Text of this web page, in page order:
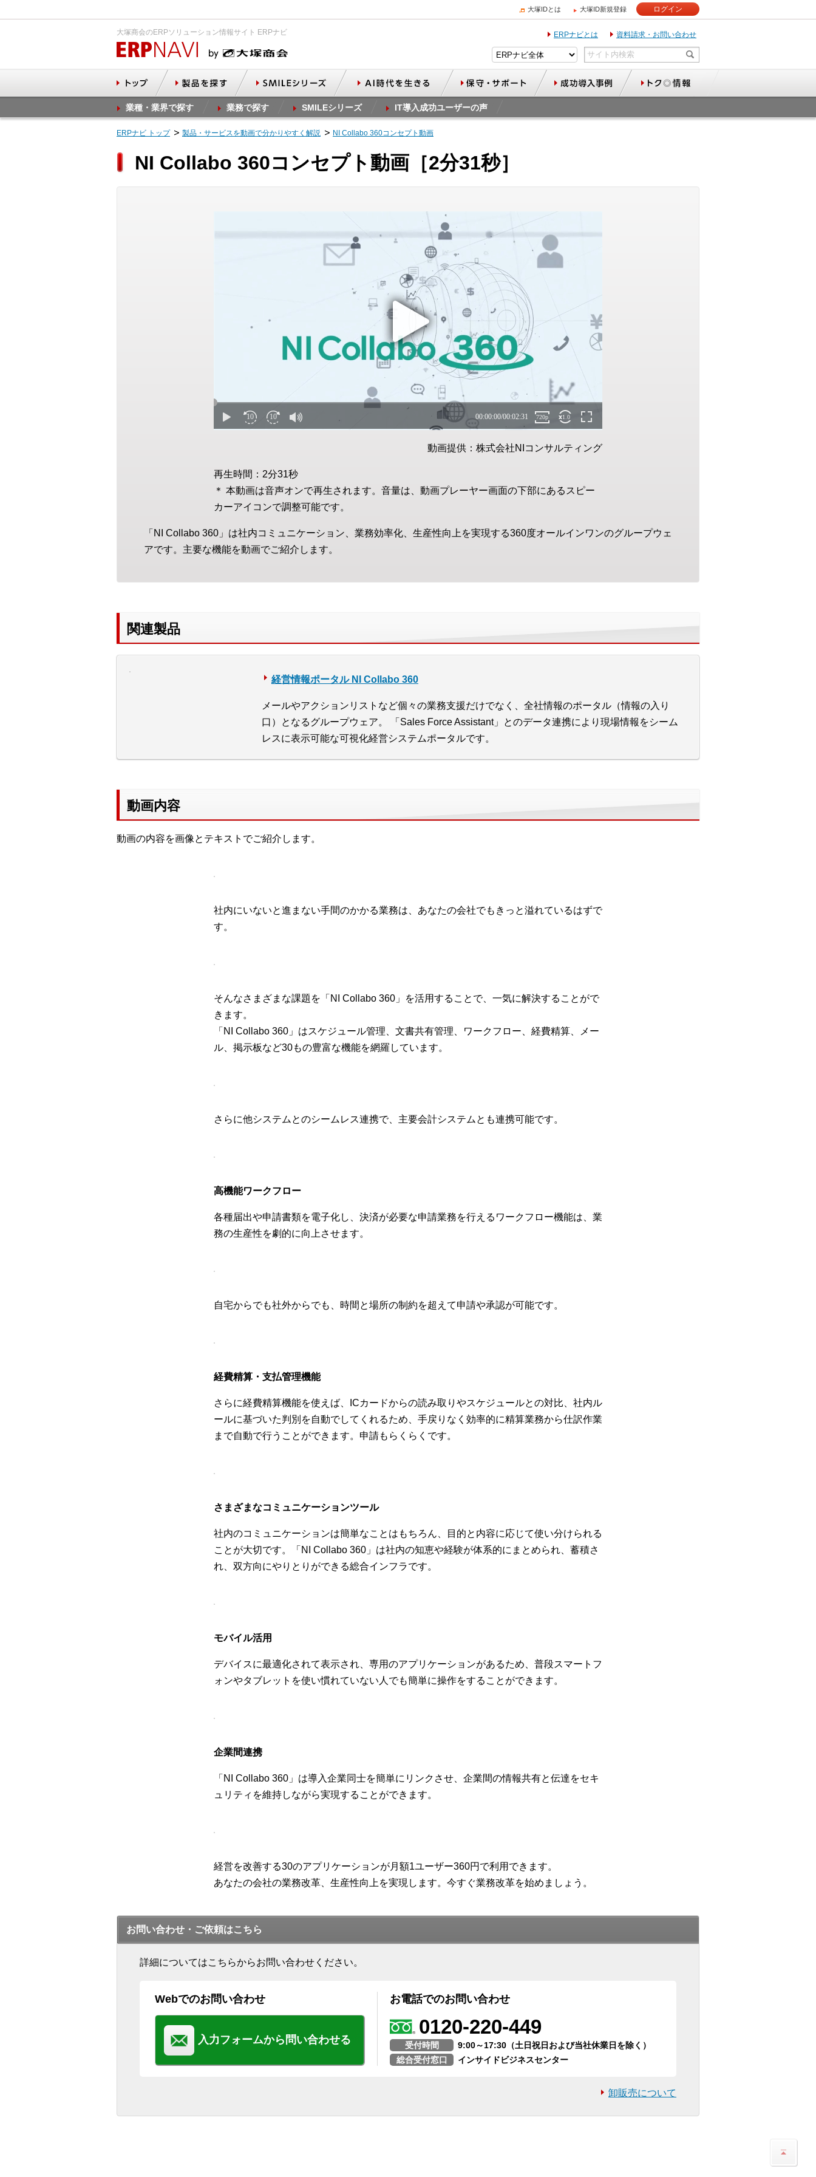
大塚IDとは 大塚ID新規登録 ログイン
大塚商会のERPソリューション情報サイト ERPナビ ERPナビとは 資料請求・お問い合わせ
業種・業界で探す 業務で探す SMILEシリーズ IT導入成功ユーザーの声
ERPナビ トップ 製品・サービスを動画で分かりやすく解説 NI Collabo 360コンセプト動画
NI Collabo 360コンセプト動画［2分31秒］
動画提供：株式会社NIコンサルティング
再生時間：2分31秒
＊ 本動画は音声オンで再生されます。音量は、動画プレーヤー画面の下部にあるスピー
カーアイコンで調整可能です。
「NI Collabo 360」は社内コミュニケーション、業務効率化、生産性向上を実現する360度オールインワンのグループウェ
アです。主要な機能を動画でご紹介します。
関連製品
経営情報ポータル NI Collabo 360
メールやアクションリストなど個々の業務支援だけでなく、全社情報のポータル（情報の入り
口）となるグループウェア。 「Sales Force Assistant」とのデータ連携により現場情報をシーム
レスに表示可能な可視化経営システムポータルです。
動画内容
動画の内容を画像とテキストでご紹介します。
社内にいないと進まない手間のかかる業務は、あなたの会社でもきっと溢れているはずで
す。
そんなさまざまな課題を「NI Collabo 360」を活用することで、一気に解決することがで
きます。
「NI Collabo 360」はスケジュール管理、文書共有管理、ワークフロー、経費精算、メー
ル、掲示板など30もの豊富な機能を網羅しています。
さらに他システムとのシームレス連携で、主要会計システムとも連携可能です。
高機能ワークフロー
各種届出や申請書類を電子化し、決済が必要な申請業務を行えるワークフロー機能は、業
務の生産性を劇的に向上させます。
自宅からでも社外からでも、時間と場所の制約を超えて申請や承認が可能です。
経費精算・支払管理機能
さらに経費精算機能を使えば、ICカードからの読み取りやスケジュールとの対比、社内ル
ールに基づいた判別を自動でしてくれるため、手戻りなく効率的に精算業務から仕訳作業
まで自動で行うことができます。申請もらくらくです。
さまざまなコミュニケーションツール
社内のコミュニケーションは簡単なことはもちろん、目的と内容に応じて使い分けられる
ことが大切です。「NI Collabo 360」は社内の知恵や経験が体系的にまとめられ、蓄積さ
れ、双方向にやりとりができる総合インフラです。
モバイル活用
デバイスに最適化されて表示され、専用のアプリケーションがあるため、普段スマートフ
ォンやタブレットを使い慣れていない人でも簡単に操作をすることができます。
企業間連携
「NI Collabo 360」は導入企業同士を簡単にリンクさせ、企業間の情報共有と伝達をセキ
ュリティを維持しながら実現することができます。
経営を改善する30のアプリケーションが月額1ユーザー360円で利用できます。
あなたの会社の業務改革、生産性向上を実現します。今すぐ業務改革を始めましょう。
お問い合わせ・ご依頼はこちら
詳細についてはこちらからお問い合わせください。
Webでのお問い合わせ
入力フォームから問い合わせる
お電話でのお問い合わせ
0120-220-449
受付時間
9:00～17:30（土日祝日および当社休業日を除く）
総合受付窓口
インサイドビジネスセンター
卸販売について